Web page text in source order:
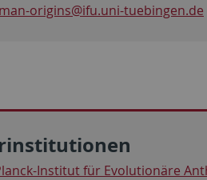
origins@ifu.uni-tuebingen.de
Institut für Evolutionäre